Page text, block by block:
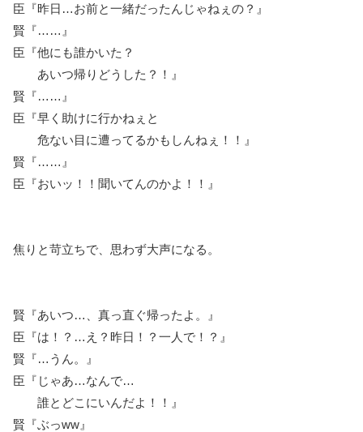
臣『昨日…お前と一緒だったんじゃねぇの？』
賢『……』
臣『他にも誰かいた？
あいつ帰りどうした？！』
賢『……』
臣『早く助けに行かねぇと
危ない目に遭ってるかもしんねぇ！！』
賢『……』
臣『おいッ！！聞いてんのかよ！！』
焦りと苛立ちで、思わず大声になる。
賢『あいつ…、真っ直ぐ帰ったよ。』
臣『は！？…え？昨日！？一人で！？』
賢『…うん。』
臣『じゃあ…なんで…
誰とどこにいんだよ！！』
賢『ぶっww』